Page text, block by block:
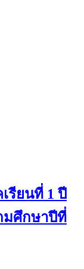
รียนที่ 1 ปี
มศึกษาปีที่